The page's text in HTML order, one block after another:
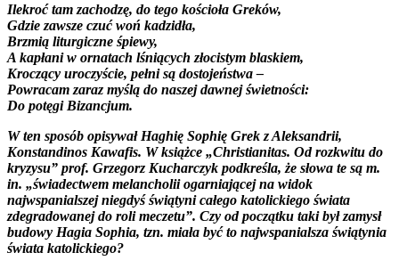
Ilekroć tam zachodzę, do tego kościoła Greków,
Gdzie zawsze czuć woń kadzidła,
Brzmią liturgiczne śpiewy,
A kapłani w ornatach lśniących złocistym blaskiem,
Kroczący uroczyście, pełni są dostojeństwa –
Powracam zaraz myślą do naszej dawnej świetności:
Do potęgi Bizancjum.
W ten sposób opisywał Haghię Sophię Grek z Aleksandrii,
Konstandinos Kawafis. W książce „Christianitas. Od rozkwitu do
kryzysu” prof. Grzegorz Kucharczyk podkreśla, że słowa te są m.
in. „świadectwem melancholii ogarniającej na widok
najwspanialszej niegdyś świątyni całego katolickiego świata
zdegradowanej do roli meczetu”. Czy od początku taki był zamysł
budowy Hagia Sophia, tzn. miała być to najwspanialsza świątynia
świata katolickiego?